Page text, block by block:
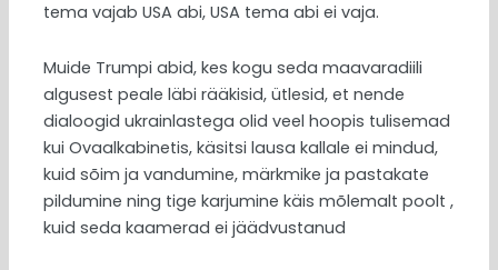
tema vajab USA abi, USA tema abi ei vaja.
Muide Trumpi abid, kes kogu seda maavaradiili
algusest peale läbi rääkisid, ütlesid, et nende
dialoogid ukrainlastega olid veel hoopis tulisemad
kui Ovaalkabinetis, käsitsi lausa kallale ei mindud,
kuid sõim ja vandumine, märkmike ja pastakate
pildumine ning tige karjumine käis mõlemalt poolt ,
kuid seda kaamerad ei jäädvustanud